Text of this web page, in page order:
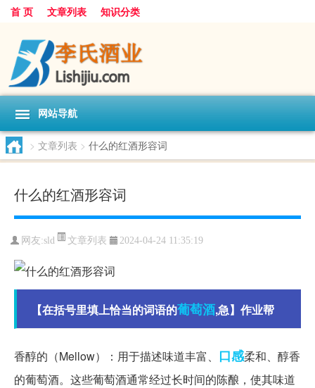
首 页 文章列表 知识分类
网站导航
> 文章列表 > 什么的红酒形容词
什么的红酒形容词
网友:sld 文章列表 2024-04-24 11:35:19
【在括号里填上恰当的词语的葡萄酒,急】作业帮
香醇的（Mellow）：用于描述味道丰富、 口感柔和、醇香
的葡萄酒。这些葡萄酒通常经过长时间的陈酿，使其味道